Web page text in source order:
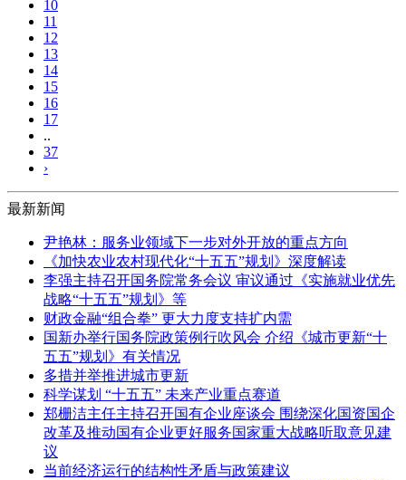
10
11
12
13
14
15
16
17
..
37
›
最新新闻
尹艳林：服务业领域下一步对外开放的重点方向
《加快农业农村现代化“十五五”规划》深度解读
李强主持召开国务院常务会议 审议通过《实施就业优先
战略“十五五”规划》等
财政金融“组合拳” 更大力度支持扩内需
国新办举行国务院政策例行吹风会 介绍《城市更新“十
五五”规划》有关情况
多措并举推进城市更新
科学谋划 “十五五” 未来产业重点赛道
郑栅洁主任主持召开国有企业座谈会 围绕深化国资国企
改革及推动国有企业更好服务国家重大战略听取意见建
议
当前经济运行的结构性矛盾与政策建议